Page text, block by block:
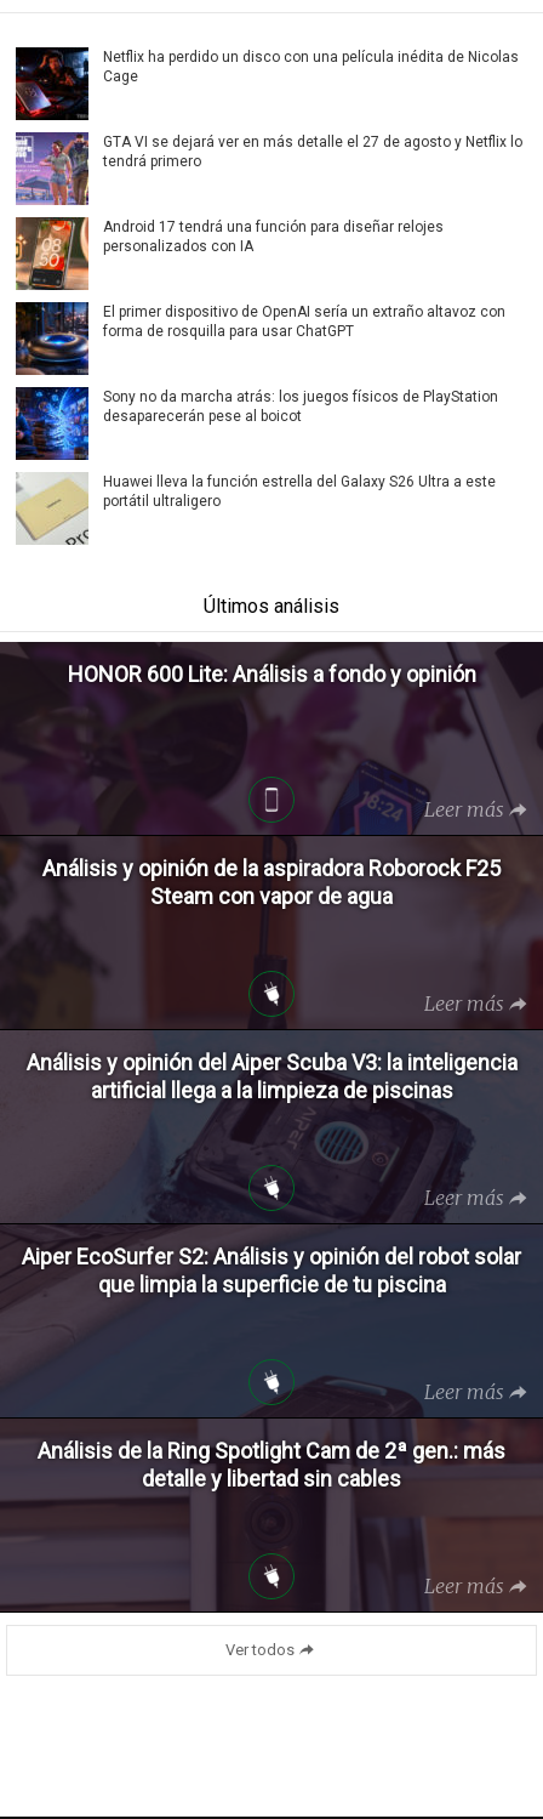
Netflix ha perdido un disco con una película inédita de Nicolas
Cage
GTA VI se dejará ver en más detalle el 27 de agosto y Netflix lo
tendrá primero
Android 17 tendrá una función para diseñar relojes
personalizados con IA
El primer dispositivo de OpenAI sería un extraño altavoz con
forma de rosquilla para usar ChatGPT
Sony no da marcha atrás: los juegos físicos de PlayStation
desaparecerán pese al boicot
Huawei lleva la función estrella del Galaxy S26 Ultra a este
portátil ultraligero
Últimos análisis
HONOR 600 Lite: Análisis a fondo y opinión
Leer más
Análisis y opinión de la aspiradora Roborock F25
Steam con vapor de agua
Leer más
Análisis y opinión del Aiper Scuba V3: la inteligencia
artificial llega a la limpieza de piscinas
Leer más
Aiper EcoSurfer S2: Análisis y opinión del robot solar
que limpia la superficie de tu piscina
Leer más
Análisis de la Ring Spotlight Cam de 2ª gen.: más
detalle y libertad sin cables
Leer más
Ver todos